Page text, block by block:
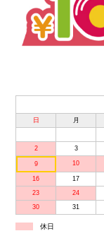
日 月
2
3
9 10
16 17
23
24
30
31
休日